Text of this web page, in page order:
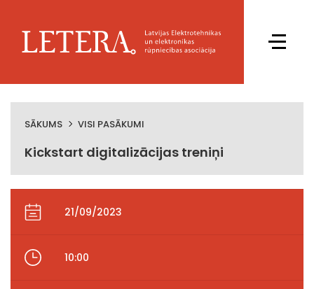
SĀKUMS VISI PASĀKUMI
Kickstart digitalizācijas treniņi
21/09/2023
10:00